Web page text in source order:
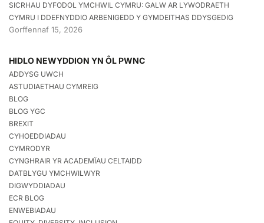
SICRHAU DYFODOL YMCHWIL CYMRU: GALW AR LYWODRAETH
CYMRU I DDEFNYDDIO ARBENIGEDD Y GYMDEITHAS DDYSGEDIG
Gorffennaf 15, 2026
HIDLO NEWYDDION YN ÔL PWNC
ADDYSG UWCH
ASTUDIAETHAU CYMREIG
BLOG
BLOG YGC
BREXIT
CYHOEDDIADAU
CYMRODYR
CYNGHRAIR YR ACADEMÏAU CELTAIDD
DATBLYGU YMCHWILWYR
DIGWYDDIADAU
ECR BLOG
ENWEBIADAU